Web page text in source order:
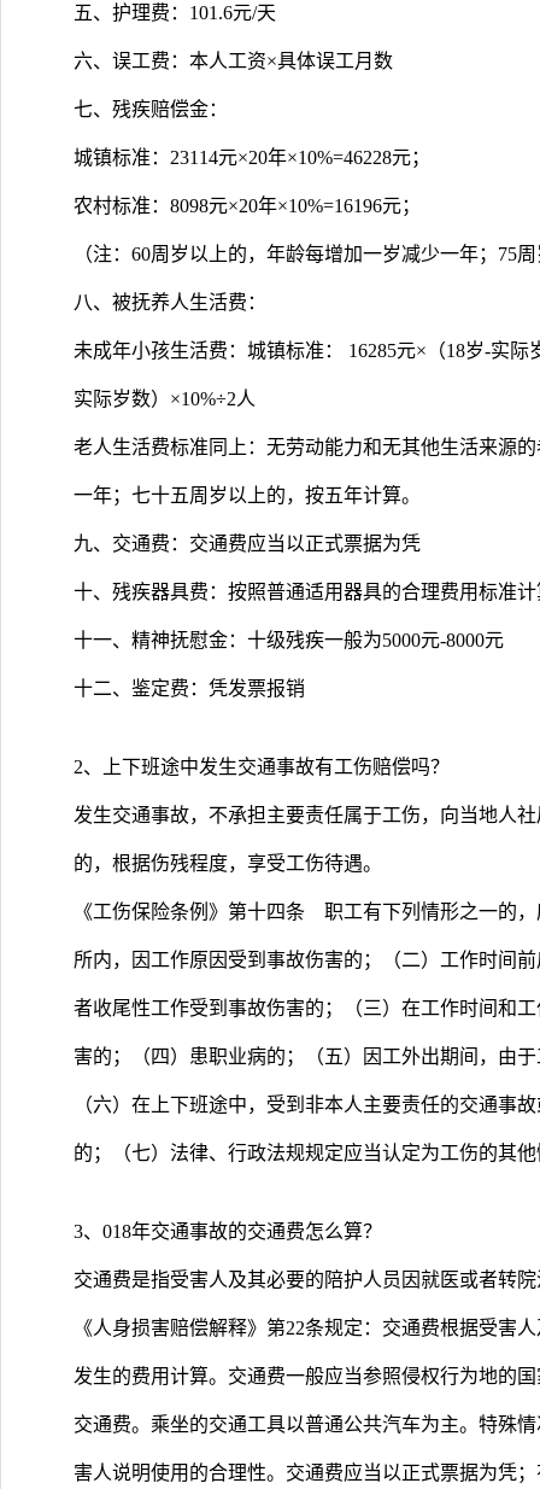
五、护理费：101.6元/天
六、误工费：本人工资×具体误工月数
七、残疾赔偿金：
城镇标准：23114元×20年×10%=46228元；
农村标准：8098元×20年×10%=16196元；
（注：60周岁以上的，年龄每增加一岁减少一年；75
八、被抚养人生活费：
未成年小孩生活费：城镇标准： 16285元×（18岁-实
实际岁数）×10%÷2人
老人生活费标准同上：无劳动能力和无其他生活来源
一年；七十五周岁以上的，按五年计算。
九、交通费：交通费应当以正式票据为凭
十、残疾器具费：按照普通适用器具的合理费用标准计
十一、精神抚慰金：十级残疾一般为5000元-8000元
十二、鉴定费：凭发票报销
2、上下班途中发生交通事故有工伤赔偿吗？
发生交通事故，不承担主要责任属于工伤，向当地人
的，根据伤残程度，享受工伤待遇。
《工伤保险条例》第十四条 职工有下列情形之一的
所内，因工作原因受到事故伤害的；（二）工作时间
者收尾性工作受到事故伤害的；（三）在工作时间和
害的；（四）患职业病的；（五）因工外出期间，由
（六）在上下班途中，受到非本人主要责任的交通事
的；（七）法律、行政法规规定应当认定为工伤的其
3、018年交通事故的交通费怎么算？
交通费是指受害人及其必要的陪护人员因就医或者转
《人身损害赔偿解释》第22条规定：交通费根据受害
发生的费用计算。交通费一般应当参照侵权行为地的
交通费。乘坐的交通工具以普通公共汽车为主。特殊
害人说明使用的合理性。交通费应当以正式票据为凭